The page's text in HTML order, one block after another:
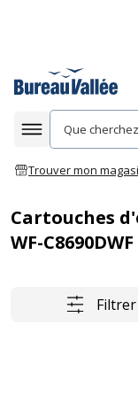
Afficher la
Trouver mon
Cartouches
WF-C8690DWF
Filtrer